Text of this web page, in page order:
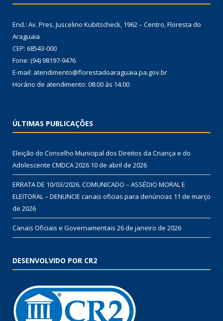
End.: Av. Pres. Juscelino Kubitscheck, 1962 – Centro, Floresta do
Araguaia
CEP: 68543-000
Fone: (94) 98197-9476
E-mail: atendimento@florestadoaraguaia.pa.gov.br
Horário de atendimento: 08:00 às 14:00
ÚLTIMAS PUBLICAÇÕES
Eleição do Conselho Municipal dos Direitos da Criança e do
Adolescente CMDCA 2026 10 de abril de 2026
ERRATA DE 10/03/2026. COMUNICADO – ASSÉDIO MORAL E
ELEITORAL – DENUNCIE canais oficias para denúncias 11 de março
de 2026
Canais Oficiais e Governamentais 26 de janeiro de 2026
DESENVOLVIDO POR CR2